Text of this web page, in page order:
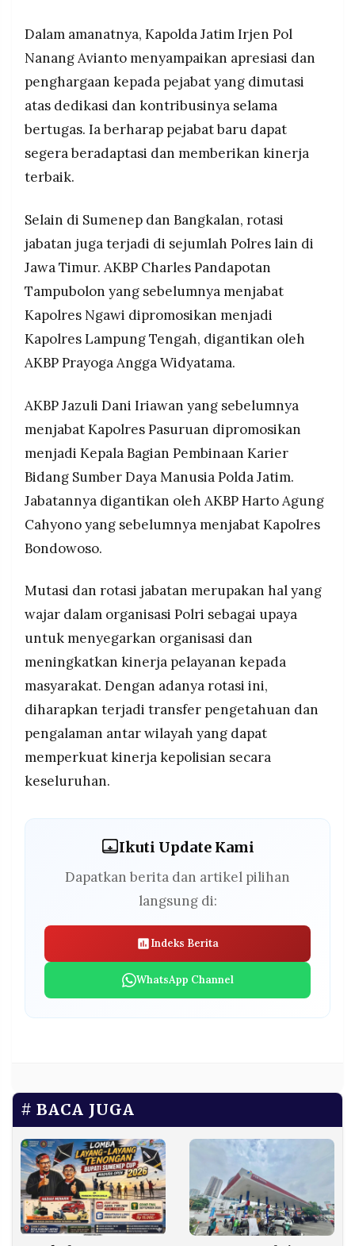
Dalam amanatnya, Kapolda Jatim Irjen Pol
Nanang Avianto menyampaikan apresiasi dan
penghargaan kepada pejabat yang dimutasi
atas dedikasi dan kontribusinya selama
bertugas. Ia berharap pejabat baru dapat
segera beradaptasi dan memberikan kinerja
terbaik.
Selain di Sumenep dan Bangkalan, rotasi
jabatan juga terjadi di sejumlah Polres lain di
Jawa Timur. AKBP Charles Pandapotan
Tampubolon yang sebelumnya menjabat
Kapolres Ngawi dipromosikan menjadi
Kapolres Lampung Tengah, digantikan oleh
AKBP Prayoga Angga Widyatama.
AKBP Jazuli Dani Iriawan yang sebelumnya
menjabat Kapolres Pasuruan dipromosikan
menjadi Kepala Bagian Pembinaan Karier
Bidang Sumber Daya Manusia Polda Jatim.
Jabatannya digantikan oleh AKBP Harto Agung
Cahyono yang sebelumnya menjabat Kapolres
Bondowoso.
Mutasi dan rotasi jabatan merupakan hal yang
wajar dalam organisasi Polri sebagai upaya
untuk menyegarkan organisasi dan
meningkatkan kinerja pelayanan kepada
masyarakat. Dengan adanya rotasi ini,
diharapkan terjadi transfer pengetahuan dan
pengalaman antar wilayah yang dapat
memperkuat kinerja kepolisian secara
keseluruhan.
Ikuti Update Kami
Dapatkan berita dan artikel pilihan
langsung di:
Indeks Berita
WhatsApp Channel
BACA JUGA